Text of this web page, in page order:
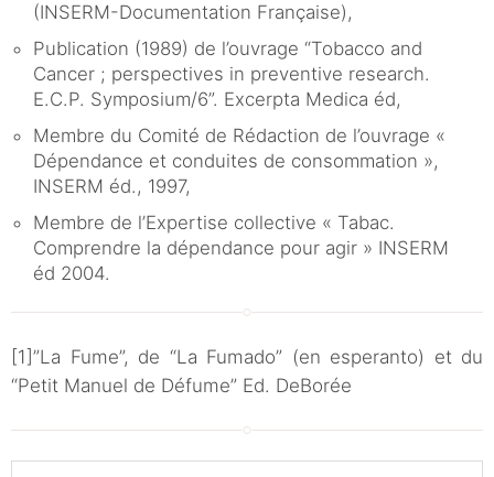
(INSERM-Documentation Française),
Publication (1989) de l’ouvrage “Tobacco and
Cancer ; perspectives in preventive research.
E.C.P. Symposium/6”. Excerpta Medica éd,
Membre du Comité de Rédaction de l’ouvrage «
Dépendance et conduites de consommation »,
INSERM éd., 1997,
Membre de l’Expertise collective « Tabac.
Comprendre la dépendance pour agir » INSERM
éd 2004.
[1]”La Fume”, de “La Fumado” (en esperanto) et du
“Petit Manuel de Défume” Ed. DeBorée